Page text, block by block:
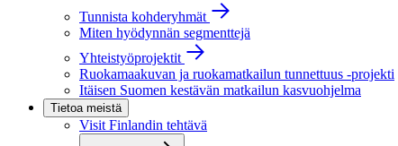
Tunnista kohderyhmät
Miten hyödynnän segmenttejä
Yhteistyöprojektit
Ruokamaakuvan ja ruokamatkailun tunnettuus -projekti
Itäisen Suomen kestävän matkailun kasvuohjelma
Tietoa meistä
Visit Finlandin tehtävä